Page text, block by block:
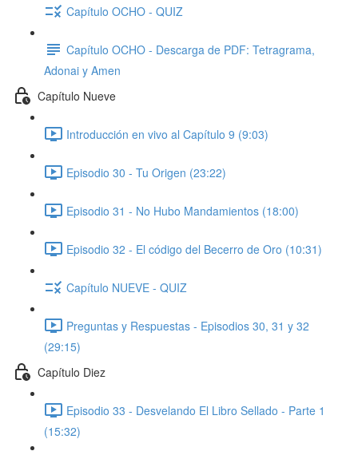
Capítulo OCHO - QUIZ
Capítulo OCHO - Descarga de PDF: Tetragrama,
Adonai y Amen
Capítulo Nueve
Introducción en vivo al Capítulo 9 (9:03)
Episodio 30 - Tu Origen (23:22)
Episodio 31 - No Hubo Mandamientos (18:00)
Episodio 32 - El código del Becerro de Oro (10:31)
Capítulo NUEVE - QUIZ
Preguntas y Respuestas - Episodios 30, 31 y 32
(29:15)
Capítulo Diez
Episodio 33 - Desvelando El Libro Sellado - Parte 1
(15:32)